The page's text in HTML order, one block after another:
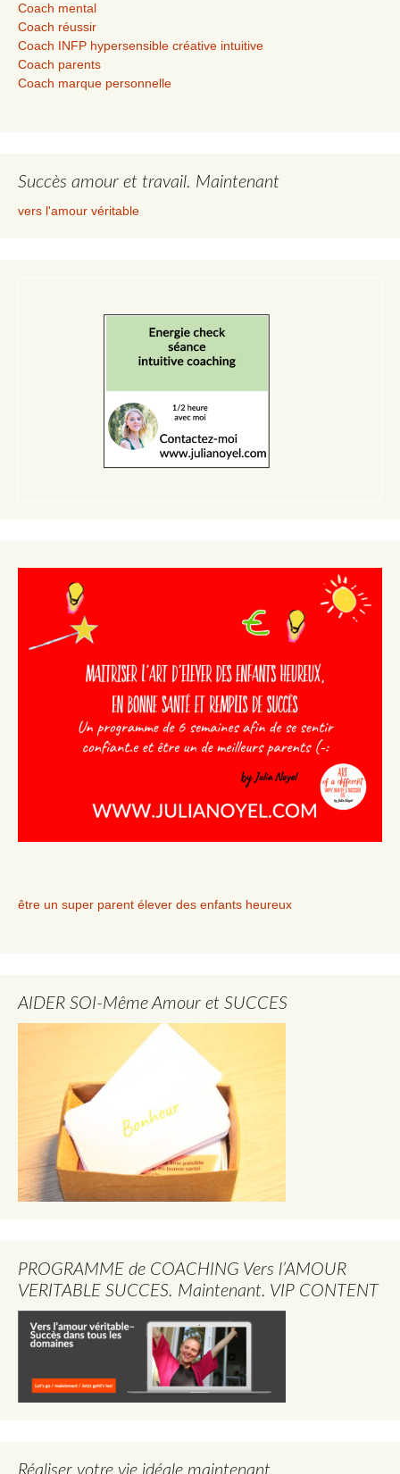
Coach mental
Coach réussir
Coach INFP hypersensible créative intuitive
Coach parents
Coach marque personnelle
Succès amour et travail. Maintenant
vers l'amour véritable
être un super parent élever des enfants heureux
AIDER SOI-Même Amour et SUCCES
PROGRAMME de COACHING Vers l’AMOUR
VERITABLE SUCCES. Maintenant. VIP CONTENT
Réaliser votre vie idéale maintenant